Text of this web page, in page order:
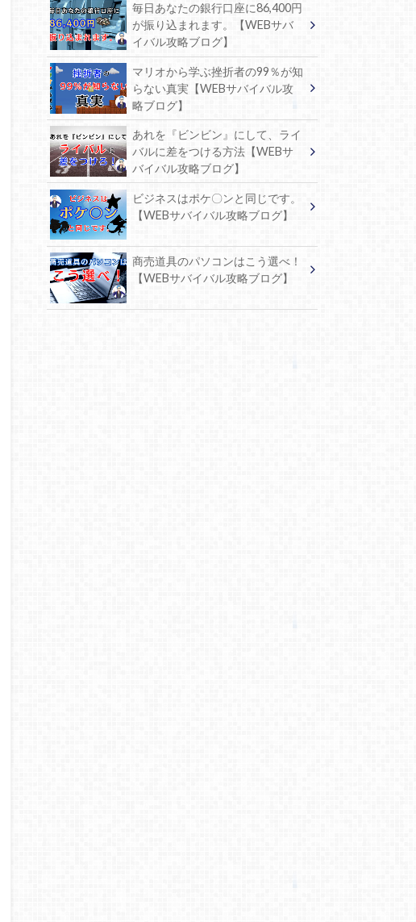
毎日あなたの銀行口座に86,400円
が振り込まれます。【WEBサバ
イバル攻略ブログ】
マリオから学ぶ挫折者の99％が知
らない真実【WEBサバイバル攻
略ブログ】
あれを『ビンビン』にして、ライ
バルに差をつける方法【WEBサ
バイバル攻略ブログ】
ビジネスはポケ〇ンと同じです。
【WEBサバイバル攻略ブログ】
商売道具のパソコンはこう選べ！
【WEBサバイバル攻略ブログ】